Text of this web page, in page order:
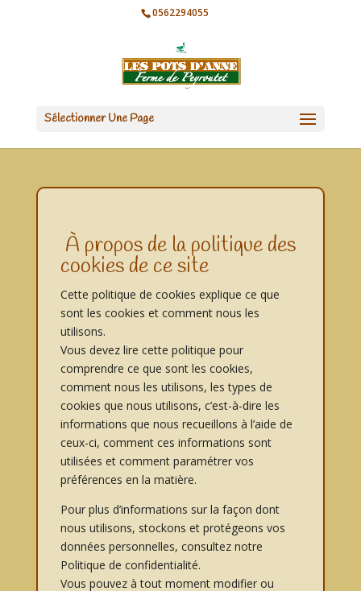
0562294055
Sélectionner Une Page
À propos de la politique des
cookies de ce site
Cette politique de cookies explique ce que
sont les cookies et comment nous les
utilisons.
Vous devez lire cette politique pour
comprendre ce que sont les cookies,
comment nous les utilisons, les types de
cookies que nous utilisons, c’est-à-dire les
informations que nous recueillons à l’aide de
ceux-ci, comment ces informations sont
utilisées et comment paramétrer vos
préférences en la matière.
Pour plus d’informations sur la façon dont
nous utilisons, stockons et protégeons vos
données personnelles, consultez notre
Politique de confidentialité.
Vous pouvez à tout moment modifier ou